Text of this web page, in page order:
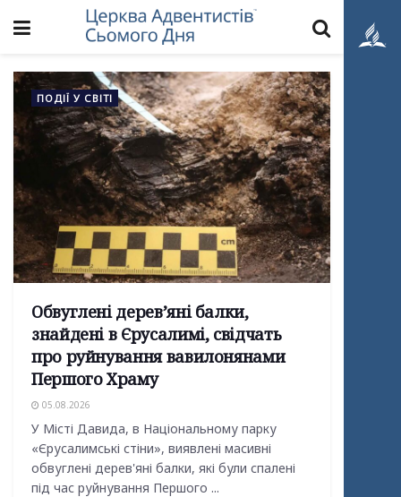
ПОДІЇ У СВІТІ
Обвуглені дерев’яні балки,
знайдені в Єрусалимі, свідчать
про руйнування вавилонянами
Першого Храму
05.08.2026
У Місті Давида, в Національному парку
«Єрусалимські стіни», виявлені масивні
обвуглені дерев'яні балки, які були спалені
під час руйнування Першого ...